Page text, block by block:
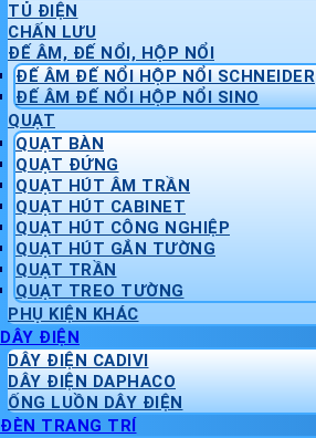
TỦ ĐIỆN
CHẤN LƯU
ĐẾ ÂM, ĐẾ NỔI, HỘP NỔI
ĐẾ ÂM ĐẾ NỔI HỘP NỔI SCHNEIDER
ĐẾ ÂM ĐẾ NỔI HỘP NỔI SINO
QUẠT
QUẠT BÀN
QUẠT ĐỨNG
QUẠT HÚT ÂM TRẦN
QUẠT HÚT CABINET
QUẠT HÚT CÔNG NGHIỆP
QUẠT HÚT GẮN TƯỜNG
QUẠT TRẦN
QUẠT TREO TƯỜNG
PHỤ KIỆN KHÁC
DÂY ĐIỆN
DÂY ĐIỆN CADIVI
DÂY ĐIỆN DAPHACO
ỐNG LUỒN DÂY ĐIỆN
ĐÈN TRANG TRÍ